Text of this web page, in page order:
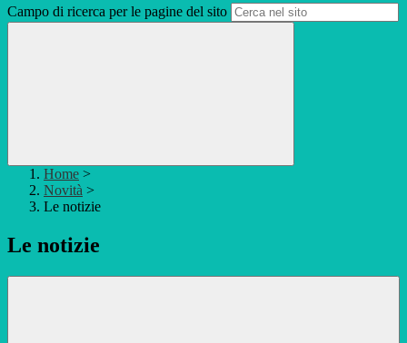
Campo di ricerca per le pagine del sito
Home >
Novità >
Le notizie
Le notizie